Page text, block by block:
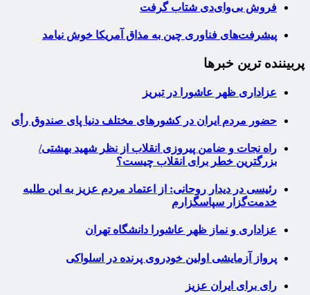
فروش بی‌وای‌دی شتاب گرفت
پیشرفت‌های فناوری چین به مذاق آمریکا خوش نیامد
پربیننده ترین خبرها
عزاداری ظهر عاشورا در تبریز
حضور مردم ایران در کشورهای مختلف دنیا پای صندوق رأی
راه نجات و ضامن پیروزی انقلاب از نظر شهید بهشتی/
بزرگترین خطر برای انقلاب چیست؟
رئیسی در دیدار روحانی: از اعتماد مردم عزیز به این طلبه
خدمت‌گزار سپاسگزارم
عزاداری و نماز ظهر عاشورا دانشگاه تهران
پرواز آزمایشی اولین خودروی پرنده در اسلواکی
رای برای ایران عزیز